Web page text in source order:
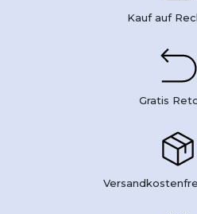
Kauf auf
Gratis